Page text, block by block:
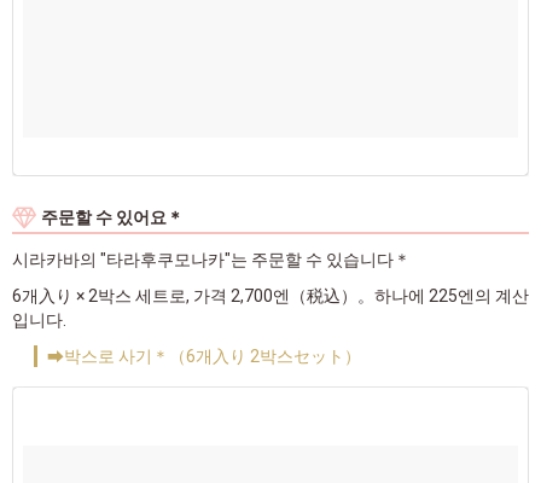
주문할 수 있어요＊
시라카바의 "타라후쿠모나카"는 주문할 수 있습니다＊
6개入り × 2박스 세트로, 가격 2,700엔（税込）。하나에 225엔의 계산
입니다.
➡박스로 사기＊（6개入り 2박스セット）